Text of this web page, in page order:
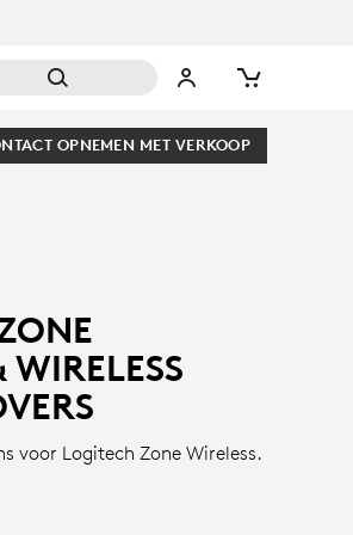
OPNEMEN MET VERKOOP
WIRELESS
voor Logitech Zone Wireless.